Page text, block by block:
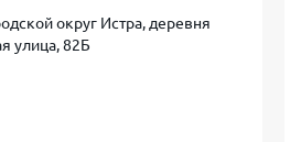
округ Истра, деревня
улица, 82Б